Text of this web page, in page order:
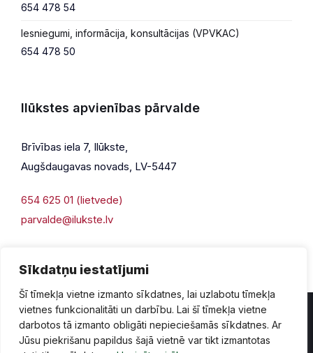
Sīkdatņu iestatījumi
Šī tīmekļa vietne izmanto sīkdatnes, lai uzlabotu tīmekļa
vietnes funkcionalitāti un darbību. Lai šī tīmekļa vietne
darbotos tā izmanto obligāti nepieciešamās sīkdatnes. Ar
Jūsu piekrišanu papildus šajā vietnē var tikt izmantotas
654 478 54
Iesniegumi, informācija, konsultācijas (VPVKAC)
654 478 50
Ilūkstes apvienības pārvalde
Brīvības iela 7, Ilūkste,
Augšdaugavas novads, LV-5447
654 625 01 (lietvede)
parvalde@ilukste.lv
Privātuma politika Piekļūstamība Lapas karte